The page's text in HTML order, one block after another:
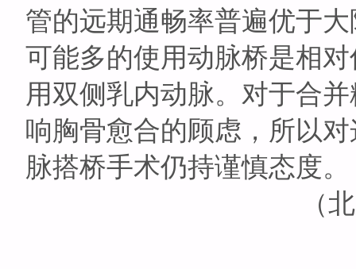
管的远期通畅率普遍优于
可能多的使用动脉桥是相
用双侧乳内动脉。对于合
响胸骨愈合的顾虑，所以
脉搭桥手术仍持谨慎态度。
（北